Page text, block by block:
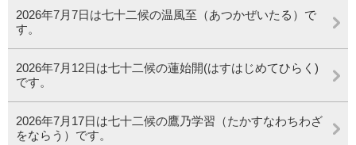
2026年7月7日は七十二候の温風至（あつかぜいたる）で
す。
2026年7月12日は七十二候の蓮始開(はすはじめてひらく)
です。
2026年7月17日は七十二候の鷹乃学習（たかすなわちわざ
をならう）です。